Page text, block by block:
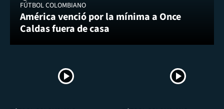
FÚTBOL COLOMBIANO
América venció por la mínima a Once
Caldas fuera de casa